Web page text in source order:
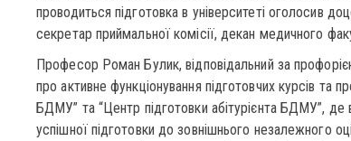
проводиться підготовка в університеті оголосив
секретар приймальної комісії, декан медичного
Професор Роман Булик, відповідальний за
про активне функціонування підготовчих курсів та
БДМУ” та “Центр підготовки абітурієнта БДМУ”, де
успішної підготовки до зовнішнього незалежного